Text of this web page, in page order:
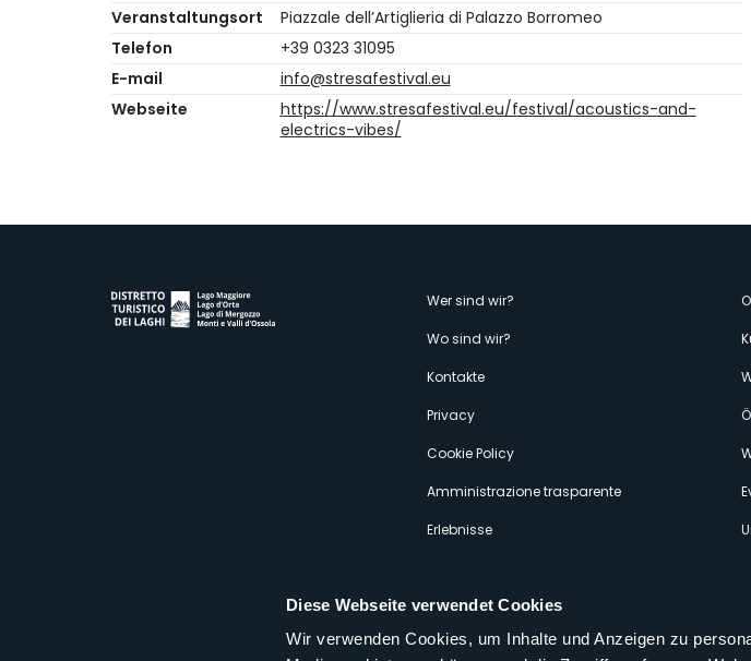
Diese Webseite verwendet Cookies
Wir verwenden Cookies, um Inhalte und Anzeigen zu
Veranstaltungsort
Piazzale dell’Artiglieria di Palazzo Borromeo
Telefon
+39 0323 31095
E-mail
info@stresafestival.eu
Webseite
https://www.stresafestival.eu/festival/acoustics-and-
electrics-vibes/
Menù
secondario
Wer sind wir?
Wo sind wir?
Kontakte
Privacy
Cookie Policy
Amministrazione trasparente
Erlebnisse